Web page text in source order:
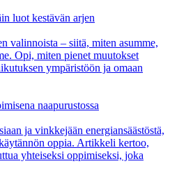
luot kestävän arjen
valinnoista – siitä, miten asumme,
Opi, miten pienet muutokset
ympäristöön ja omaan
naapurustossa
ja vinkkejään energiansäästöstä,
oppia. Artikkeli kertoo,
yhteiseksi oppimiseksi, joka